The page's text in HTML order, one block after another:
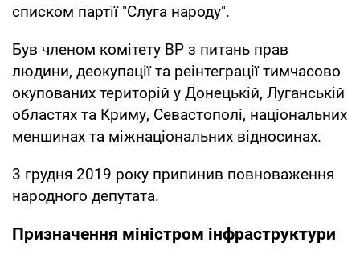
списком партії "Слуга народу".
Був членом комітету ВР з питань прав
людини, деокупації та реінтеграції тимчасово
окупованих територій у Донецькій, Луганській
областях та Криму, Севастополі, національних
меншинах та міжнаціональних відносинах.
3 грудня 2019 року припинив повноваження
народного депутата.
Призначення міністром інфраструктури